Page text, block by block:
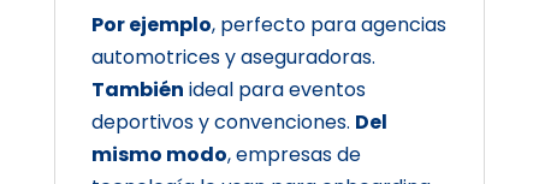
Por ejemplo, perfecto para agencias
automotrices y aseguradoras.
También ideal para eventos
deportivos y convenciones. Del
mismo modo, empresas de